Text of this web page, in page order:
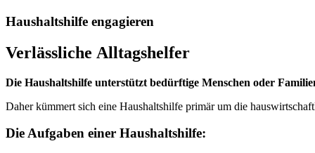
Haushaltshilfe engagieren
Verlässliche Alltagshelfer
Die Haushaltshilfe unterstützt bedürftige Menschen oder
Daher kümmert sich eine Haushaltshilfe primär um die
Die Aufgaben einer Haushaltshilfe: